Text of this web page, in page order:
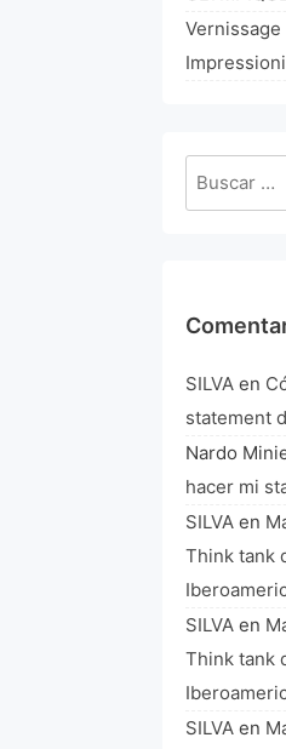
Buscar:
SILVA en
statement
Nardo
hacer mi
SILVA en
Think tank
SILVA en
Think tank
SILVA en